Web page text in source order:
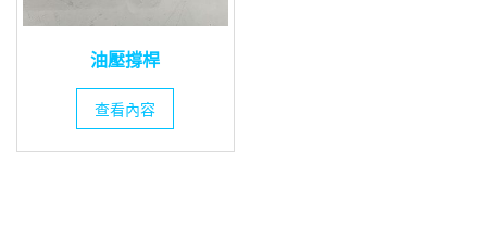
油壓撐桿
查看內容